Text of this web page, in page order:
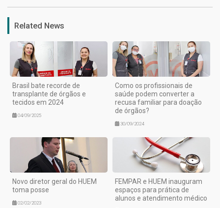
Related News
Brasil bate recorde de
transplante de órgãos e
tecidos em 2024
04/09/2025
Como os profissionais de
saúde podem converter a
recusa familiar para doação
de órgãos?
30/09/2024
Novo diretor geral do HUEM
toma posse
02/02/2023
FEMPAR e HUEM inauguram
espaços para prática de
alunos e atendimento médico